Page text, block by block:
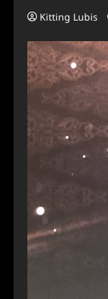
Kitting Lubis